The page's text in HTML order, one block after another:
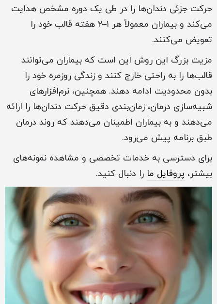
حرکت جزئی دندان‌ها را در طی یک دوره مشخص هدایت
می‌کند و بیماران معمولاً هر ۱–۲ هفته قالب خود را
تعویض می‌کنند.
مزیت بزرگ این روش این است که بیماران می‌توانند
قالب‌ها را به راحتی خارج کنند و زندگی روزمره خود را
بدون محدودیت ادامه دهند. همچنین، نرم‌افزارهای
شبیه‌سازی درمان، زمان‌بندی دقیق حرکت دندان‌ها را ارائه
می‌دهند و به بیماران اطمینان می‌دهند که روند درمان
طبق برنامه پیش می‌رود.
برای دسترسی به خدمات تخصصی و مشاهده نمونه‌های
بیشتر، پروفایل ما را دنبال کنید.